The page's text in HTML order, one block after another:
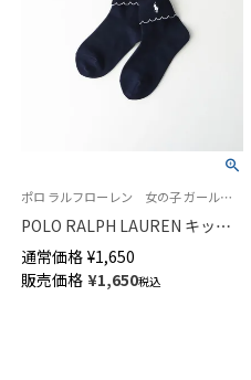
ポロ ラルフローレン 女の子 ガールズ 子供 靴下 旧04803673
POLO RALPH LAUREN キッズ
折り返し ピコットミシン フリ
ル ワンポイント刺繍 ショート
ソックス 04803763
通常価格 ¥1,650
販売価格 ¥1,650税込